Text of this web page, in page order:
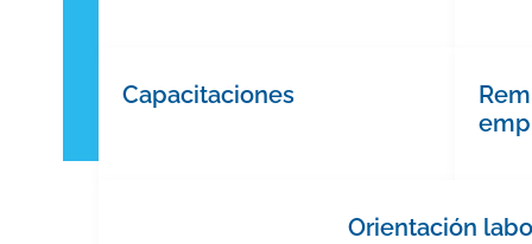
Capacitaciones
Orientación